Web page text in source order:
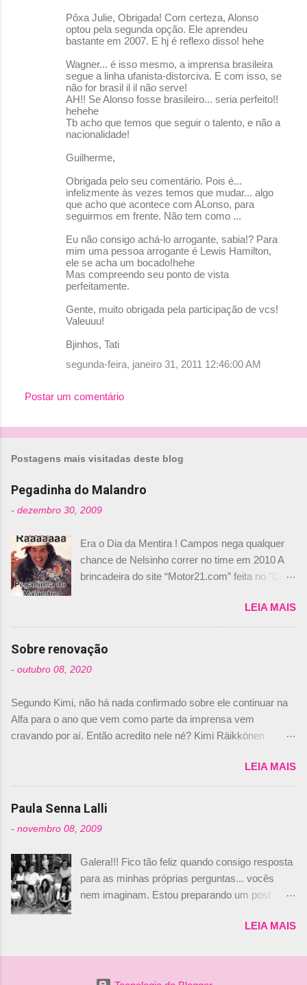
Pôxa Julie, Obrigada! Com certeza, Alonso
optou pela segunda opção. Ele aprendeu
bastante em 2007. E hj é reflexo disso! hehe
Wagner... é isso mesmo, a imprensa brasileira
segue a linha ufanista-distorciva. E com isso, se
não for brasil il il não serve!
AH!! Se Alonso fosse brasileiro... seria perfeito!!
hehehe
Tb acho que temos que seguir o talento, e não a
nacionalidade!
Guilherme,
Obrigada pelo seu comentário. Pois é...
infelizmente às vezes temos que mudar... algo
que acho que acontece com ALonso, para
seguirmos em frente. Não tem como ...
Eu não consigo achá-lo arrogante, sabia!? Para
mim uma pessoa arrogante é Lewis Hamilton,
ele se acha um bocado!hehe
Mas compreendo seu ponto de vista
perfeitamente.
Gente, muito obrigada pela participação de vcs!
Valeuuu!
Bjinhos, Tati
segunda-feira, janeiro 31, 2011 12:46:00 AM
Postar um comentário
Postagens mais visitadas deste blog
Pegadinha do Malandro
- dezembro 30, 2009
Era o Dia da Mentira ! Campos nega qualquer
chance de Nelsinho correr no time em 2010 A
brincadeira do site “Motor21.com” feita no "Día
de abril –, afirmando que Nelson Piquet havia
comprado 15% das ações da Campos, dando,
com isso, um lugar no time a Nelsinho Piquet,
foi esclarecida de uma vez por todas por
Daniele Audetto, diretor da escuderia. O
não será o companheiro de Bruno Senna em
2010. "Na verdade, nós recebemos uma oferta
de Piquet", admitiu Audetto. “Mas depois de ter
dois brasileiros”, explicou, dizendo ainda que
não tem nada contra o filho do tricampeão
Nelson Piquet. “Ele é um bom piloto, rápido e
experiente.” Audetto disse ainda que a suposta
não corresponde à realidade. “O suposto 15%
de investimento seria menor do que aquilo que
outros pilotos podem trazer: italianos, r...
LEIA MAIS
Sobre renovação
- outubro 08, 2020
Segundo Kimi, não há nada confirmado sobre ele continuar na
Alfa para o ano que vem como parte da imprensa vem
cravando por aí. Então acredito nele né? Kimi Räikkönen
truth but I’ve never had an option in my contract so that’s
should, pretty much, tell you that it’s not true." #Kimi7 #EifelGP
#AlfaRomeoRacing pic.twitter.com/77EDVn39Ia — Kimi
Romain falando sobre o fato do Iceman estar há tantos anos na
@RGrosjean ! #EifelGP 🇩🇪 #F1
pic.twitter.com/GSAu1LWnwW — Formula 1 (@F1) October 8,
2020 Beijinhos, Ludy
LEIA MAIS
Paula Senna Lalli
- novembro 08, 2009
Galera!!! Fico tão feliz quando consigo resposta
para as minhas próprias perguntas... vocês
nem imaginam. Estou preparando um post
nunca falei sobre ela, aqui no Octeto. No meio
aqui: Na época, rendeu um burburinho, porque
LEIA MAIS